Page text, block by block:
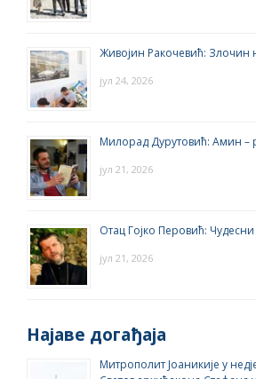
Живојин Ракочевић: Злочин
јул 24, 2026
Милорад Дурутовић: Амин –
јул 21, 2026
Отац Гојко Перовић: Чудесни
јул 21, 2026
Најаве догађаја
Митрополит Јоаникије у